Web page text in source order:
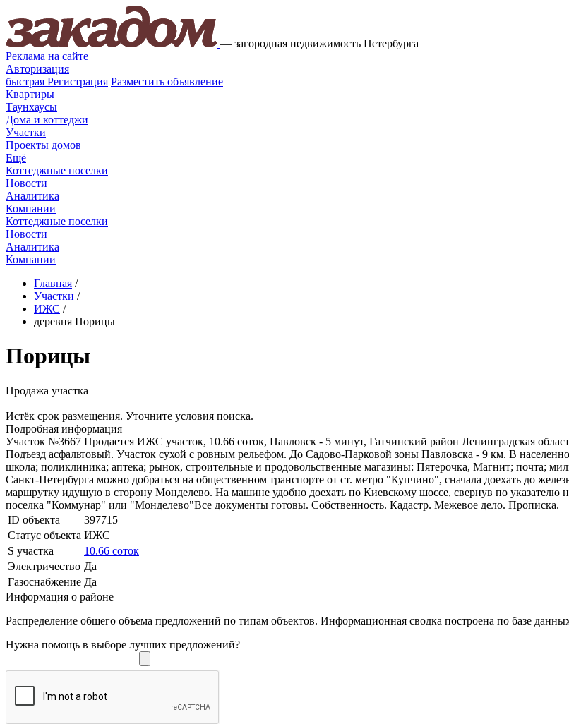
— загородная недвижимость Петербурга
Реклама на сайте
Авторизация
быстрая Регистрация Разместить объявление
Квартиры
Таунхаусы
Дома и коттеджи
Участки
Проекты домов
Ещё
Коттеджные поселки
Новости
Аналитика
Компании
Коттеджные поселки
Новости
Аналитика
Компании
Главная /
Участки /
ИЖС /
деревня Порицы
Порицы
Продажа участка
Истёк срок размещения. Уточните условия поиска.
Подробная информация
Участок №3667 Продается ИЖС участок, 10.66 соток, Павловск - 5 минут, Гатчинский район Ленинградская
Подъезд асфальтовый. Участок сухой с ровным рельефом. До Садово-Парковой зоны Павловска - 9 км. В
школа; поликлиника; аптека; рынок, строительные и продовольственные магазины: Пятерочка, Магнит; почта;
Санкт-Петербурга можно добраться на общественном транспорте от ст. метро "Купчино", сначала доехать до
маршрутку идущую в сторону Монделево. На машине удобно доехать по Киевскому шоссе, свернув по указателю
поселка "Коммунар" или "Монделево"Все документы готовы. Собственность. Кадастр. Межевое дело. Прописка.
ID объекта
397715
Статус объекта ИЖС
S участка
10.66 соток
Электричество Да
Газоснабжение Да
Информация о районе
Распределение общего объема предложений по типам объектов. Информационная сводка построена по базе
Нужна помощь в выборе лучших предложений?